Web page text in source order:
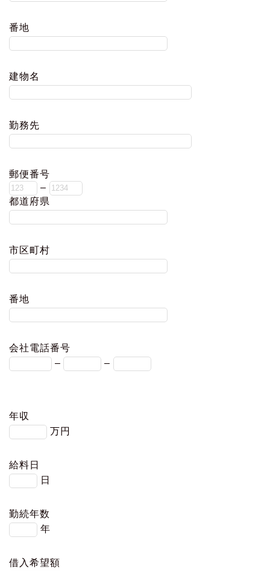
番地
建物名
勤務先
郵便番号
–
都道府県
市区町村
番地
会社電話番号
–
–
年収
万円
給料日
日
勤続年数
年
借入希望額